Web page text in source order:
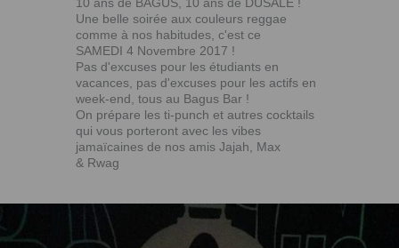
Une belle soirée aux couleurs reggae
comme à nos habitudes, c'est ce
SAMEDI 4 Novembre 2017 !
Pas d'excuses pour les étudiants en
vacances, pas d'excuses pour les actifs en
week-end, tous au Bagus Bar !
On prépare les ti-punch et autres cocktails
qui vous porteront avec les vibes
jamaïcaines de nos amis Jajah, Max
& Rwag